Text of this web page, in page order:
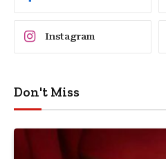
Instagram
Don't Miss